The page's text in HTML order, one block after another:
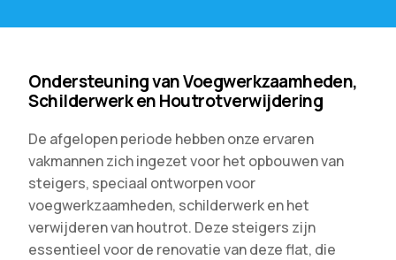
Ondersteuning van Voegwerkzaamheden,
Schilderwerk en Houtrotverwijdering
De afgelopen periode hebben onze ervaren
vakmannen zich ingezet voor het opbouwen van
steigers, speciaal ontworpen voor
voegwerkzaamheden, schilderwerk en het
verwijderen van houtrot. Deze steigers zijn
essentieel voor de renovatie van deze flat, die